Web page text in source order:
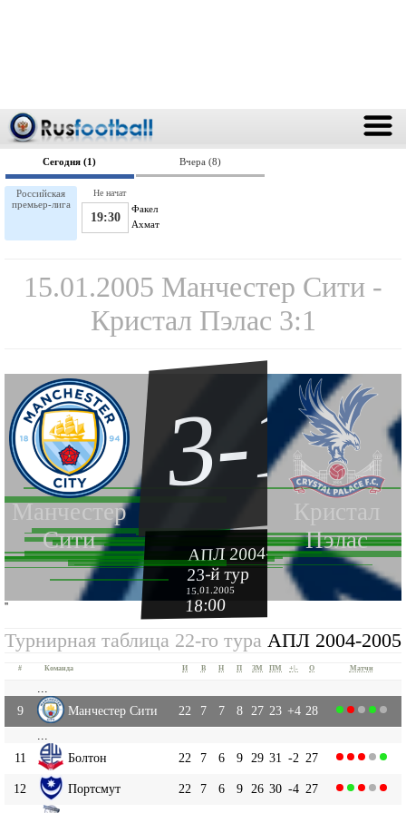
Сегодня (1) Вчера (8)
Российская
премьер-лига
Факел
19:30 Ахмат
Не начат
15.01.2005 Манчестер Сити -
Кристал Пэлас 3:1
Манчестер
Сити
Кристал
Пэлас
3-1
АПЛ 2004-2005
23-й тур
15.01.2005
18:00
''
Турнирная таблица 22-го тура АПЛ 2004-2005
# Команда И В Н П ЗМ ПМ +|- О Матчи
9
Манчестер Сити 22 7 7 8 27 23 +4 28
11
Болтон 22 7 6 9 29 31 -2 27
12 Портсмут 22 7 6 9 26 30 -4 27